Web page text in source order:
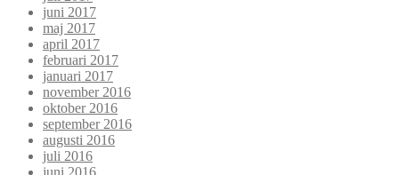
juni 2017
maj 2017
april 2017
februari 2017
januari 2017
november 2016
oktober 2016
september 2016
augusti 2016
juli 2016